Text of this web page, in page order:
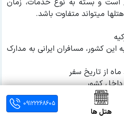
هتل ها
09122268605
است و بسته به نوع خدمات، زمان
میتواند متفاوت باشد.
این کشور، مسافران ایرانی به مدارک
داخل کشور
جداگانه